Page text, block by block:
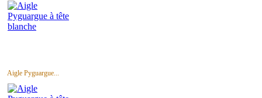
Aigle Pyguargue...